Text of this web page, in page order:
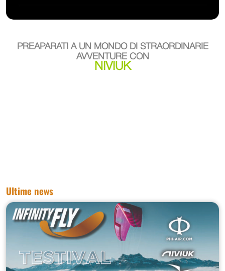
PREAPARATI A UN MONDO DI STRAORDINARIE
AVVENTURE CON
NIVIUK
Ultime news